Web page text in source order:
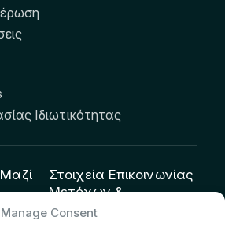
Manage Consent
Ιδιωτικότητας
Στοιχεία Επικοινωνίας
Μετόχων &
Επενδυτών: